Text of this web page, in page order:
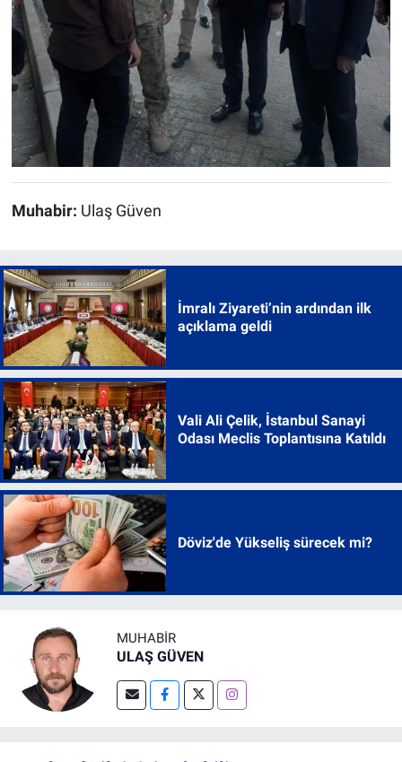
Muhabir: Ulaş Güven
İmralı Ziyareti’nin ardından ilk
açıklama geldi
Vali Ali Çelik, İstanbul Sanayi
Odası Meclis Toplantısına Katıldı
Döviz'de Yükseliş sürecek mi?
MUHABIR
ULAŞ GÜVEN